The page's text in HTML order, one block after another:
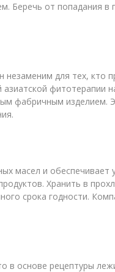
Беречь от попадания в
для тех, кто
фитотерапии
фабричным изделием.
масел и обеспечивает
Хранить в
срока годности.
в основе рецептуры